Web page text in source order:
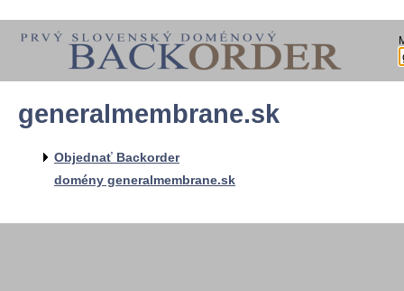
generalmembrane.sk
Objednať Backorder
domény generalmembrane.sk